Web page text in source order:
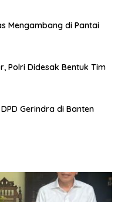
Mengambang di Pantai
Polri Didesak Bentuk Tim
Gerindra di Banten